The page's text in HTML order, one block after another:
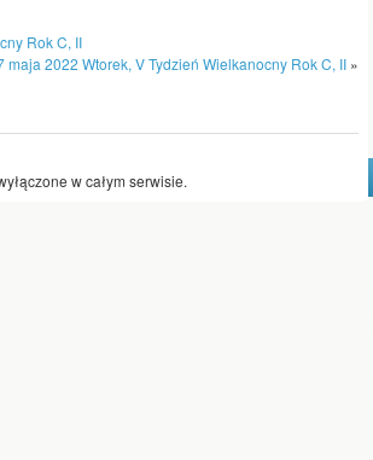
Rok C, II
maja 2022 Wtorek, V Tydzień Wielkanocny Rok C, II »
w całym serwisie.